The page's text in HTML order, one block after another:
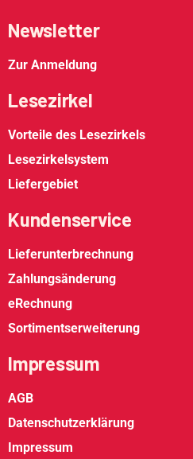
Newsletter
Zur Anmeldung
Lesezirkel
Vorteile des Lesezirkels
Lesezirkelsystem
Liefergebiet
Kundenservice
Lieferunterbrechnung
Zahlungsänderung
eRechnung
Sortimentserweiterung
Impressum
AGB
Datenschutzerklärung
Impressum